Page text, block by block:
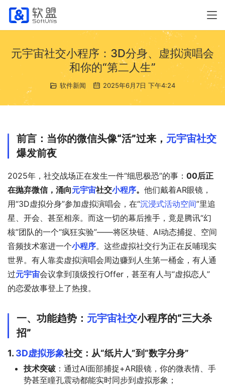
元宇宙社交小程序：3D分身、虚拟演唱会
和你的“第二人生”
软件新闻 2025年6月7日 下午4:24
前言：当你的微信头像“活”过来， 元宇宙社交
爆发前夜
2025年，社交战场正在发生一件“细思极恐”的事： 00后正
在抛弃微信，涌向元宇宙社交小程序。 他们戴着AR眼镜，
用“3D虚拟分身”参加虚拟演唱会，在“沉浸式活动空间”里追
星、开会、甚至相亲。而这一切的幕后推手，竟是腾讯“幻
核”团队的一个“疯狂实验”——将区块链、AI动态捕捉、空间
音频技术塞进一个小程序。这些虚拟社交行为正在反哺现实
世界。有人靠卖虚拟演唱会周边赚到人生第一桶金，有人通
过元宇宙会议拿到顶级投行Offer，甚至有人与“虚拟恋人”
的恋爱故事登上了热搜。
一、功能趋势： 元宇宙社交小程序的“三大杀
招”
1. 3D虚拟形象社交：从“纸片人”到“数字分身”
技术突破 ：通过AI面部捕捉+AR眼镜，你的微表情、手
势甚至瞳孔震动都能实时同步到虚拟形象；